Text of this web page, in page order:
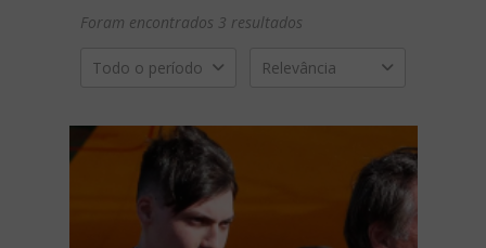
Foram encontrados 3 resultados
Todo o período Relevância